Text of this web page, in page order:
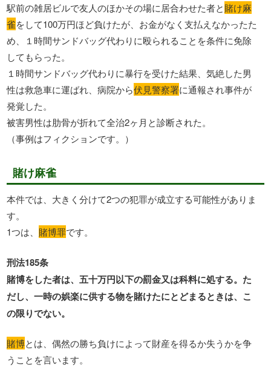
駅前の雑居ビルで友人のほかその場に居合わせた者と賭け麻
雀をして100万円ほど負けたが、お金がなく支払えなかったた
め、１時間サンドバッグ代わりに殴られることを条件に免除
してもらった。
１時間サンドバッグ代わりに暴行を受けた結果、気絶した男
性は救急車に運ばれ、病院から伏見警察署に通報され事件が
発覚した。
被害男性は肋骨が折れて全治2ヶ月と診断された。
（事例はフィクションです。）
賭け麻雀
本件では、大きく分けて2つの犯罪が成立する可能性がありま
す。
1つは、 賭博罪です。
刑法185条
賭博をした者は、五十万円以下の罰金又は科料に処する。た
だし、一時の娯楽に供する物を賭けたにとどまるときは、こ
の限りでない。
賭博とは、偶然の勝ち負けによって財産を得るか失うかを争
うことを言います。